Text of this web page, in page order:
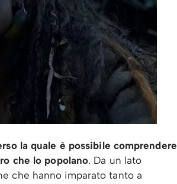
la quale è possibile comprendere
che lo popolano. Da un lato
che hanno imparato tanto a